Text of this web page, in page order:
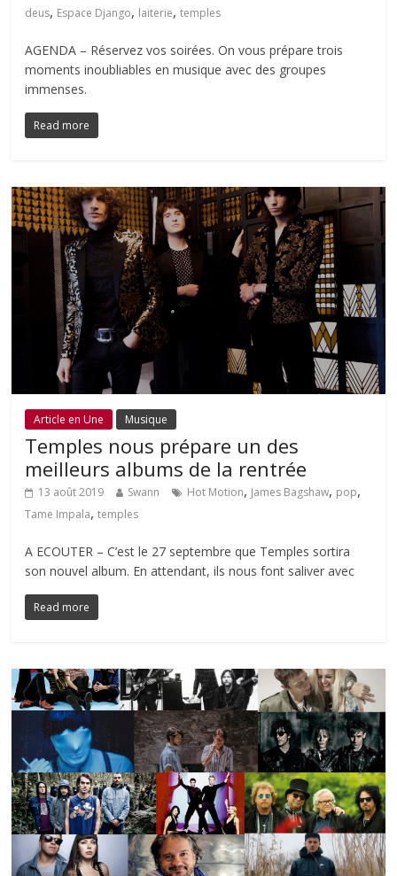
deus, Espace Django, laiterie,temples
AGENDA – Réservez vos soirées. On vous prépare trois
moments inoubliables en musique avec des groupes
immenses.
Read more
Article en Une Musique
Temples nous prépare un des
meilleurs albums de la rentrée
13 août 2019 Swann Hot Motion, James Bagshaw, pop,
Tame Impala,temples
A ECOUTER – C’est le 27 septembre que Temples sortira
son nouvel album. En attendant, ils nous font saliver avec
Read more